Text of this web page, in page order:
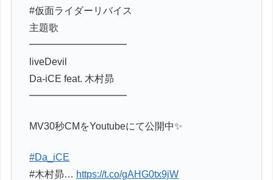
#仮面ライダーリバイス
主題歌
━━━━━━━━━━
liveDevil
Da-iCE feat. 木村昴
━━━━━━━━━━
MV30秒CMをYoutubeにて公開中✨
#Da_iCE
#木村昴… https://t.co/gAHG0tx9jW